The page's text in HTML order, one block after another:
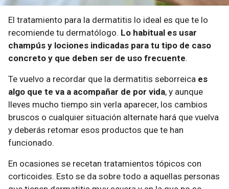
El tratamiento para la dermatitis lo ideal es que te lo
recomiende tu dermatólogo. Lo habitual es usar
champús y lociones indicadas para tu tipo de caso
concreto y que deben ser de uso frecuente.
Te vuelvo a recordar que la dermatitis seborreica es
algo que te va a acompañar de por vida, y aunque
lleves mucho tiempo sin verla aparecer, los cambios
bruscos o cualquier situación alternate hará que vuelva
y deberás retomar esos productos que te han
funcionado.
En ocasiones se recetan tratamientos tópicos con
corticoides. Esto se da sobre todo a aquellas personas